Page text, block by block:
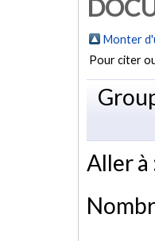
Monter
Pour citer
Aller à